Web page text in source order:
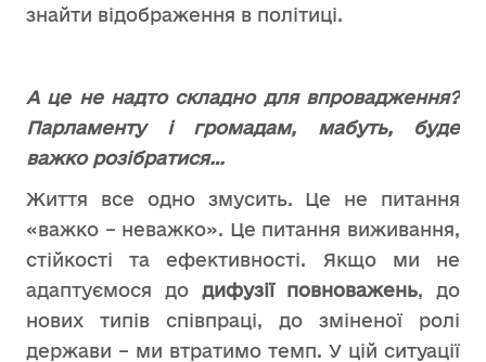
знайти відображення в політиці.
А це не надто складно для впровадження?
Парламенту і громадам, мабуть, буде
важко розібратися…
Життя все одно змусить. Це не питання
«важко – неважко». Це питання виживання,
стійкості та ефективності. Якщо ми не
адаптуємося до дифузії повноважень, до
нових типів співпраці, до зміненої ролі
держави – ми втратимо темп. У цій ситуації